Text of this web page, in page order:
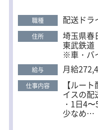
ありません。 ■家族やプライベートを大切にできる
環境 勤務時間は6：
ターンあり。 「子ど
「家庭の時間を優先
に合わせた働き方も
立しているドライバー
活面もサポート 遠方
身寮を完備。 さら
り、転職時の不安をし
職種 配送ドラ
住所 埼玉県春
東武鉄道
※車・バ
給与 月給
仕事内容 【ルー
イスの配
・1日4
少なめ